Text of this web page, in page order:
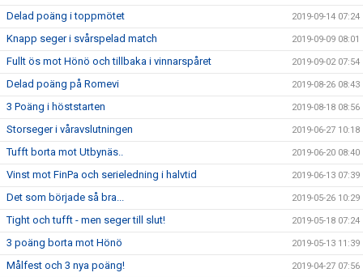
Delad poäng i toppmötet 2019-09-14 07:24
Knapp seger i svårspelad match 2019-09-09 08:01
Fullt ös mot Hönö och tillbaka i vinnarspåret 2019-09-02 07:54
Delad poäng på Romevi 2019-08-26 08:43
3 Poäng i höststarten 2019-08-18 08:56
Storseger i våravslutningen 2019-06-27 10:18
Tufft borta mot Utbynäs.. 2019-06-20 08:40
Vinst mot FinPa och serieledning i halvtid 2019-06-13 07:39
Det som började så bra... 2019-05-26 10:29
Tight och tufft - men seger till slut! 2019-05-18 07:24
3 poäng borta mot Hönö 2019-05-13 11:39
Målfest och 3 nya poäng! 2019-04-27 07:56